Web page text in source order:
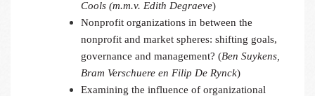
Cools (m.m.v. Edith Degraeve)
Nonprofit organizations in between the
nonprofit and market spheres: shifting goals,
governance and management? (Ben Suykens,
Bram Verschuere en Filip De Rynck)
Examining the influence of organizational